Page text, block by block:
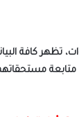
تظهر كافة
مستحقاتهم